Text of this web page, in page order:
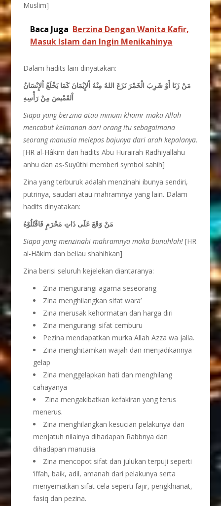
Muslim]
Baca Juga Berzina Dengan Wanita Kafir,
Masuk Islam dan Ingin Menikahinya
Dalam hadits lain dinyatakan:
مَنْ زَنَا أَوْ شَرِبَ الْخَمْرَ نَزَعَ اللهُ مِنْهُ اْلإِيْمَانَ كَمَا يَخْلَعُ اْلإِنْسَانُ
اْلقَمْيصَ مِنْ رَأْسِهِ
Siapa yang berzina atau minum khamr maka Allah
mencabut keimanan dari orang itu sebagaimana
seorang manusia melepas bajunya dari arah kepalanya.
[HR al-Hâkim dari hadits Abu Hurairah Radhiyallahu
anhu dan as-Suyûthi memberi symbol sahih]
Zina yang terburuk adalah menzinahi ibunya sendiri,
putrinya, saudari atau mahramnya yang lain. Dalam
hadits dinyatakan:
مَنْ وَقَعَ عَلَى ذَاتِ مَحْرَمٍ فَاقْتُلُوْهُ
Siapa yang menzinahi mahramnya maka bunuhlah! [HR
al-Hâkim dan beliau shahihkan]
Zina berisi seluruh kejelekan diantaranya:
Zina mengurangi agama seseorang
Zina menghilangkan sifat wara’
Zina merusak kehormatan dan harga diri
Zina mengurangi sifat cemburu
Pezina mendapatkan murka Allah Azza wa jalla.
Zina menghitamkan wajah dan menjadikannya
gelap
Zina menggelapkan hati dan menghilang
cahayanya
Zina mengakibatkan kefakiran yang terus
menerus.
Zina menghilangkan kesucian pelakunya dan
menjatuh nilainya dihadapan Rabbnya dan
dihadapan manusia.
Zina mencopot sifat dan julukan terpuji seperti
‘iffah, baik, adil, amanah dari pelakunya serta
menyematkan sifat cela seperti fajir, pengkhianat,
fasiq dan pezina.